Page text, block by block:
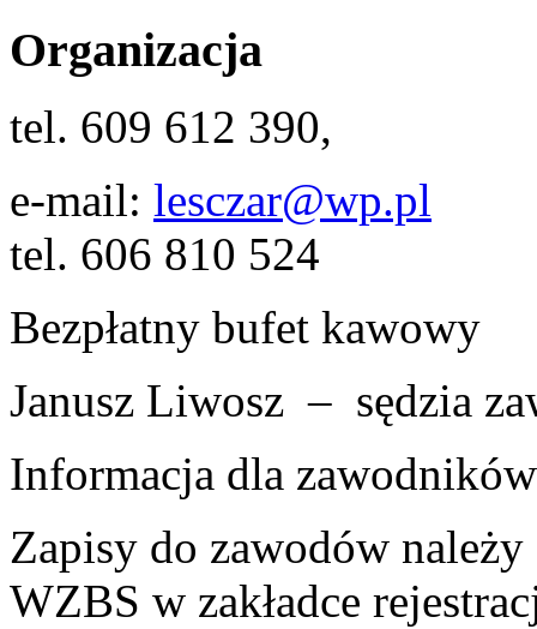
Organizacja
tel. 609 612 390,
e-mail: lesczar@wp.pl
tel. 606 810 524
Bezpłatny bufet kawowy
Janusz Liwosz – sędzia
Informacja dla zawodników
Zapisy do zawodów należy
WZBS w zakładce